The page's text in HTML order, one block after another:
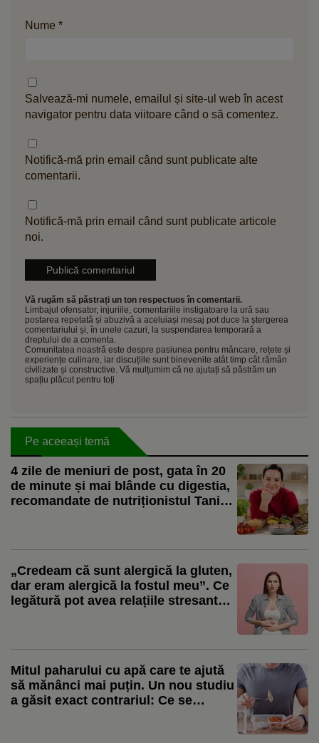
Nume *
Salvează-mi numele, emailul și site-ul web în acest
navigator pentru data viitoare când o să comentez.
Notifică-mă prin email când sunt publicate alte
comentarii.
Notifică-mă prin email când sunt publicate articole
noi.
Vă rugăm să păstrați un ton respectuos în comentarii.
Limbajul ofensator, injuriile, comentariile instigatoare la ură sau
postarea repetată și abuzivă a aceluiași mesaj pot duce la ștergerea
comentariului și, în unele cazuri, la suspendarea temporară a
dreptului de a comenta.
Comunitatea noastră este despre pasiunea pentru mâncare, rețete și
experiențe culinare, iar discuțiile sunt binevenite atât timp cât rămân
civilizate și constructive. Vă mulțumim că ne ajutați să păstrăm un
spațiu plăcut pentru toți
Pe aceeași temă
4 zile de meniuri de post, gata în 20
de minute și mai blânde cu digestia,
recomandate de nutriționistul Tania
„Credeam că sunt alergică la gluten,
dar eram alergică la fostul meu”. Ce
legătură pot avea relațiile stresante
Mitul paharului cu apă care te ajută
să mănânci mai puțin. Un nou studiu
a găsit exact contrariul: Ce se